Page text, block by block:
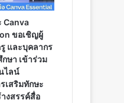
Canva
ขอเชิญผู้
และบุคลากร
ษา เข้าร่วม
ไลน์
เสริมทักษะ
งสรรค์สื่อ